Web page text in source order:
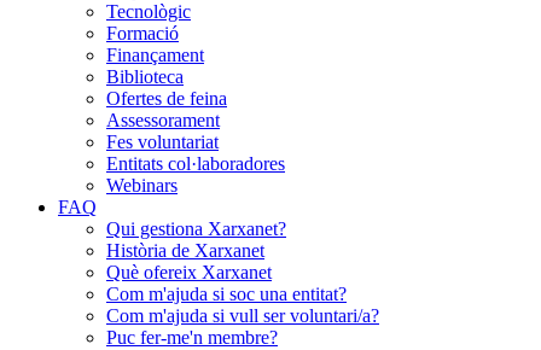
Tecnològic
Formació
Finançament
Biblioteca
Ofertes de feina
Assessorament
Fes voluntariat
Entitats col·laboradores
Webinars
FAQ
Qui gestiona Xarxanet?
Història de Xarxanet
Què ofereix Xarxanet
Com m'ajuda si soc una entitat?
Com m'ajuda si vull ser voluntari/a?
Puc fer-me'n membre?